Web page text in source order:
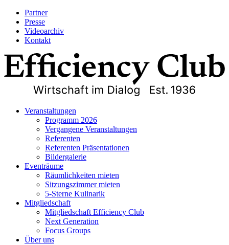
Partner
Presse
Videoarchiv
Kontakt
Veranstaltungen
Programm 2026
Vergangene Veranstaltungen
Referenten
Referenten Präsentationen
Bildergalerie
Eventräume
Räumlichkeiten mieten
Sitzungszimmer mieten
5-Sterne Kulinarik
Mitgliedschaft
Mitgliedschaft Efficiency Club
Next Generation
Focus Groups
Über uns